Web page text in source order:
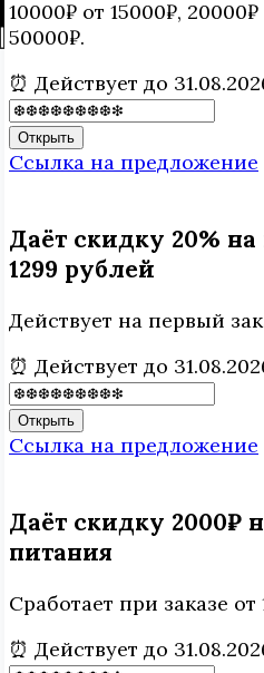
10000₽ от 15000₽,
50000₽.
⏰ Действует до
Открыть
Ссылка на предложение
Даёт скидку 20%
1299 рублей
Действует на первый
⏰ Действует до
Открыть
Ссылка на предложение
Даёт скидку 2000₽
питания
Сработает при заказе от
⏰ Действует до